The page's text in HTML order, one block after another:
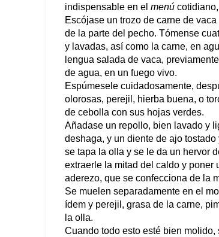
indispensable en el menú
Escójase un trozo de carne de vaca
de la parte del pecho. Tómense
y lavadas, así como la carne, en
lengua salada de vaca,
de agua, en un fuego vivo.
Espúmesele cuidadosamente,
olorosas, perejil, hierba buena, o
de cebolla con sus hojas verdes.
Añadase un repollo, bien lavado y
deshaga, y un diente de ajo
se tapa la olla y se le da un hervor
extraerle la mitad del caldo y poner
aderezo, que se confecciona de la
Se muelen separadamente en el
ídem y perejil, grasa de la carne,
la olla.
Cuando todo esto esté bien